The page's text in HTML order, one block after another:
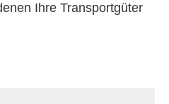
Ihre Transportgüter